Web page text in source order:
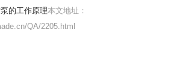
的工作原理本文地址：
QA/2205.html